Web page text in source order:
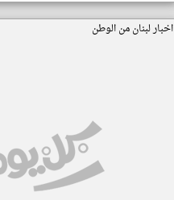
اخبار لبنان من الوطن